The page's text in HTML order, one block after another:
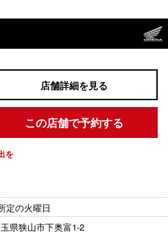
店舗詳細を見る
この店舗で予約する
を
定の火曜日
県狭山市下奥富1-2